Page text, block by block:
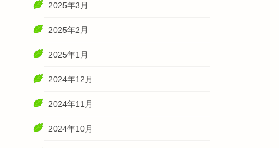
2025年3月
2025年2月
2025年1月
2024年12月
2024年11月
2024年10月